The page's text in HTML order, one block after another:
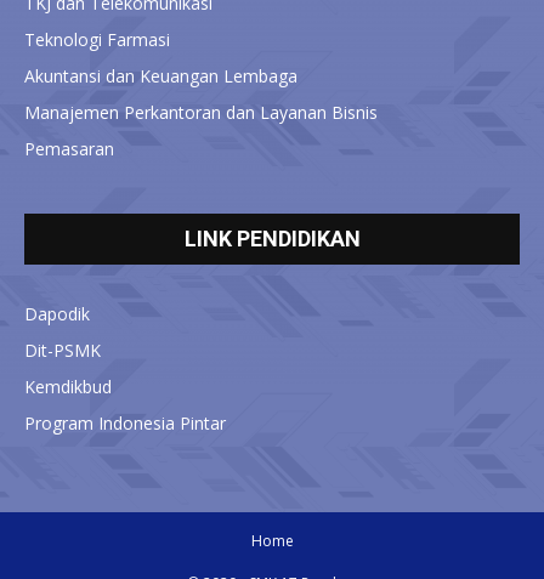
Teknologi Farmasi
Akuntansi dan Keuangan Lembaga
Manajemen Perkantoran dan Layanan Bisnis
Pemasaran
LINK PENDIDIKAN
Dapodik
Dit-PSMK
Kemdikbud
Program Indonesia Pintar
Home